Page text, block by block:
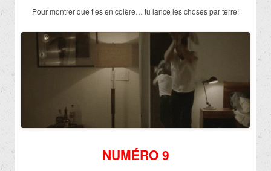
Pour montrer que t’es en colère… tu lance les choses par terre!
NUMÉRO 9